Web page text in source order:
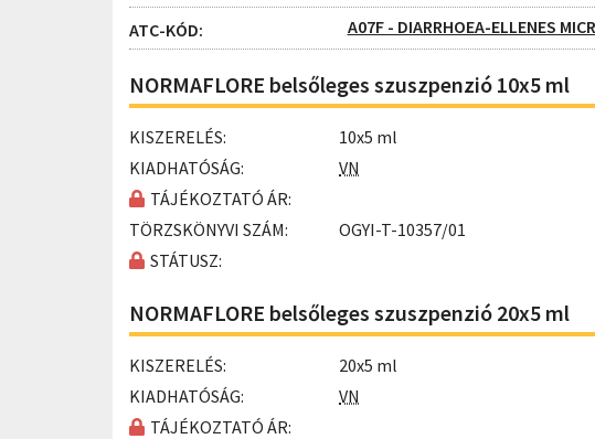
ATC-KÓD: A07F - DIARRHOEA-ELLENES
NORMAFLORE belsőleges szuszpenzió 10x5 ml
KISZERELÉS:
10x5 ml
KIADHATÓSÁG:
VN
TÁJÉKOZTATÓ ÁR:
TÖRZSKÖNYVI SZÁM:
OGYI-T-10357/01
STÁTUSZ:
NORMAFLORE belsőleges szuszpenzió 20x5 ml
KISZERELÉS:
20x5 ml
KIADHATÓSÁG:
VN
TÁJÉKOZTATÓ ÁR: